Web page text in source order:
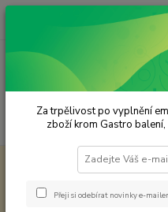
Novinky
Za trpělivost po vyplnění
zboží krom Gastro
Přeji si odebírat novinky e-